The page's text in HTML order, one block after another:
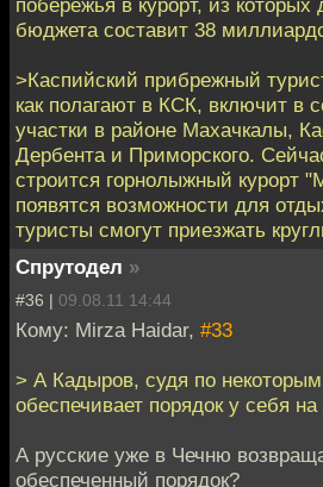
побережья в курорт, из
бюджета составит 38
>Каспийский прибрежный
как полагают в КСК, включит в
участки в районе Махачкалы,
Дербента и Приморского.
строится горнолыжный курорт
появятся возможности для
туристы смогут приезжать
Спрутодел »
#36 | 09.08.11 14:44
Кому: Mirza Haidar, #33
> А Кадыров, судя по
обеспечивает порядок у себя на
А русские уже в Чечню
обеспеченный порядок?